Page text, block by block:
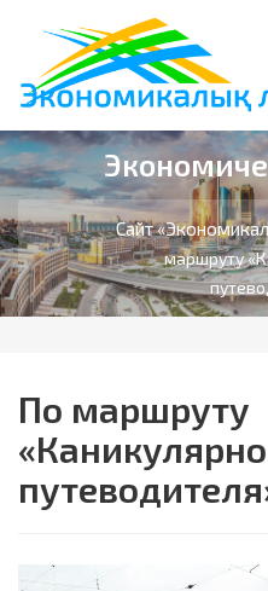
Сайт
маршруту
По маршруту